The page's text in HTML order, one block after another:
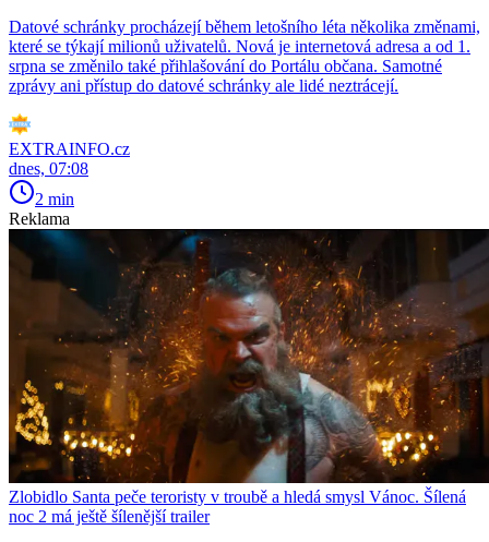
Datové schránky procházejí během letošního léta několika změnami,
které se týkají milionů uživatelů. Nová je internetová adresa a od 1.
srpna se změnilo také přihlašování do Portálu občana. Samotné
zprávy ani přístup do datové schránky ale lidé neztrácejí.
EXTRAINFO.cz
dnes, 07:08
2 min
Reklama
Zlobidlo Santa peče teroristy v troubě a hledá smysl Vánoc. Šílená
noc 2 má ještě šílenější trailer